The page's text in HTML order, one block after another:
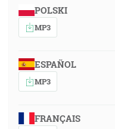
POLSKI
MP3
ESPAÑOL
MP3
FRANÇAIS